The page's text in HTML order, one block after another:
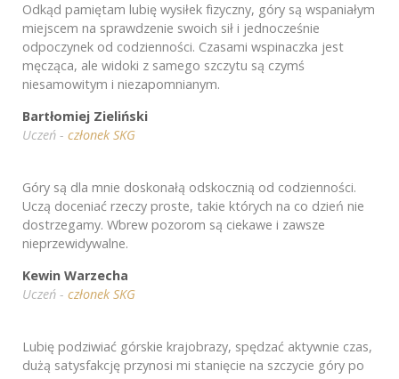
Odkąd pamiętam lubię wysiłek fizyczny, góry są wspaniałym
miejscem na sprawdzenie swoich sił i jednocześnie
odpoczynek od codzienności. Czasami wspinaczka jest
męcząca, ale widoki z samego szczytu są czymś
niesamowitym i niezapomnianym.
Bartłomiej Zieliński
Uczeń - członek SKG
Góry są dla mnie doskonałą odskocznią od codzienności.
Uczą doceniać rzeczy proste, takie których na co dzień nie
dostrzegamy. Wbrew pozorom są ciekawe i zawsze
nieprzewidywalne.
Kewin Warzecha
Uczeń - członek SKG
Lubię podziwiać górskie krajobrazy, spędzać aktywnie czas,
dużą satysfakcję przynosi mi stanięcie na szczycie góry po